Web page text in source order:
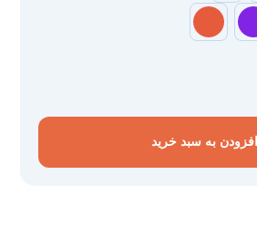
افزودن به سبد خرید